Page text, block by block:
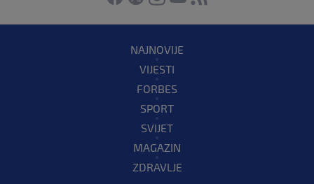
NAJNOVIJE
VIJESTI
FORBES
SPORT
SVIJET
MAGAZIN
ZDRAVLJE